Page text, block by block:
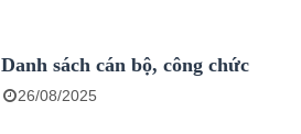
Danh sách cán bộ, công chức
26/08/2025